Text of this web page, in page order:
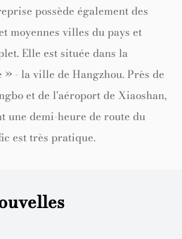
possède également des
moyennes villes du pays et
Elle est située dans la
- la ville de Hangzhou. Près de
et de l'aéroport de Xiaoshan,
une demi-heure de route du
est très pratique.